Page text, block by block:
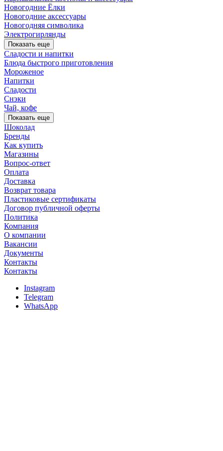
Новогодние Ёлки
Новогодние аксессуары
Новогодняя символика
Электрогирлянды
Показать еще
Сладости и напитки
Блюда быстрого приготовления
Мороженое
Напитки
Сладости
Снэки
Чай, кофе
Показать еще
Шоколад
Бренды
Как купить
Магазины
Вопрос-ответ
Оплата
Доставка
Возврат товара
Пластиковые сертификаты
Договор публичной оферты
Политика
Компания
О компании
Вакансии
Документы
Контакты
Контакты
Instagram
Telegram
WhatsApp